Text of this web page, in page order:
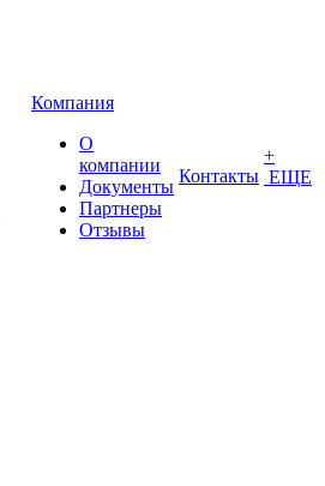
Компания
О
компании
Документы
Партнеры
Отзывы
Контакты
+
ЕЩЕ